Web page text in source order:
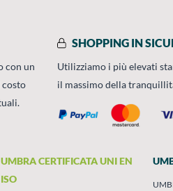
con un
SHOPPING IN
Utilizziamo i più elevati
il massimo della
UMBRA CERTIFICATA UNI EN
ISO